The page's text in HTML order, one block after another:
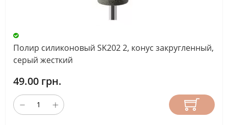
Полир силиконовый SK202 2, конус закругленный,
серый жесткий
49.00 грн.